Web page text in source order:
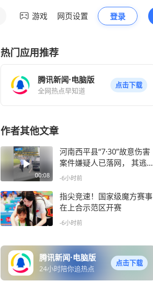
游戏 网页设置 登录
热门应用推荐
腾讯新闻·电脑版
全网热点早知道
点击下载
作者其他文章
00:08
河南西平县“7·30”故意伤害
案件嫌疑人已落网， 其逃窜
躲藏过程中伤害多名无辜群
租房处邻居侯某立发生争
执，后持刀将其刺伤致死
-6小时前
指尖竞速！国家级魔方赛事
在上合示范区开赛
-6小时前
腾讯新闻·电脑版
24小时陪你追热点
点击下载